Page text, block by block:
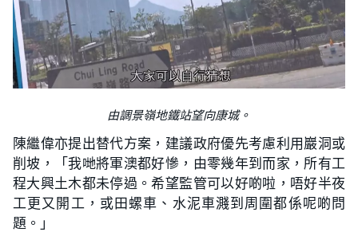
由調景嶺地鐵站望向康城。
陳繼偉亦提出替代方案，建議政府優先考慮利用巖洞或
削坡，「我哋將軍澳都好慘，由零幾年到而家，所有工
程大興土木都未停過。希望監管可以好啲啦，唔好半夜
工更又開工，或田螺車、水泥車濺到周圍都係呢啲問
題。」